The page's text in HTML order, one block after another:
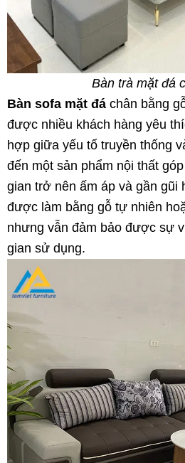
Bàn trà mặt đá
Bàn sofa mặt đá chân bằng
được nhiều khách hàng yêu
hợp giữa yếu tố truyền thống
đến một sản phẩm nội thất
gian trở nên ấm áp và gần gũi
được làm bằng gỗ tự nhiên
nhưng vẫn đảm bảo được sự
gian sử dụng.